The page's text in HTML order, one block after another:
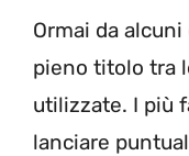
Ormai da
pieno titolo tra
utilizzate. I più
lanciare